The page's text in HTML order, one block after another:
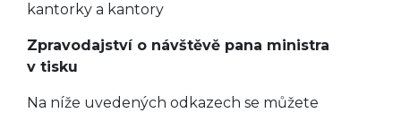
kantorky a kantory
Zpravodajství o návštěvě pana ministra
v tisku
Na níže uvedených odkazech se můžete